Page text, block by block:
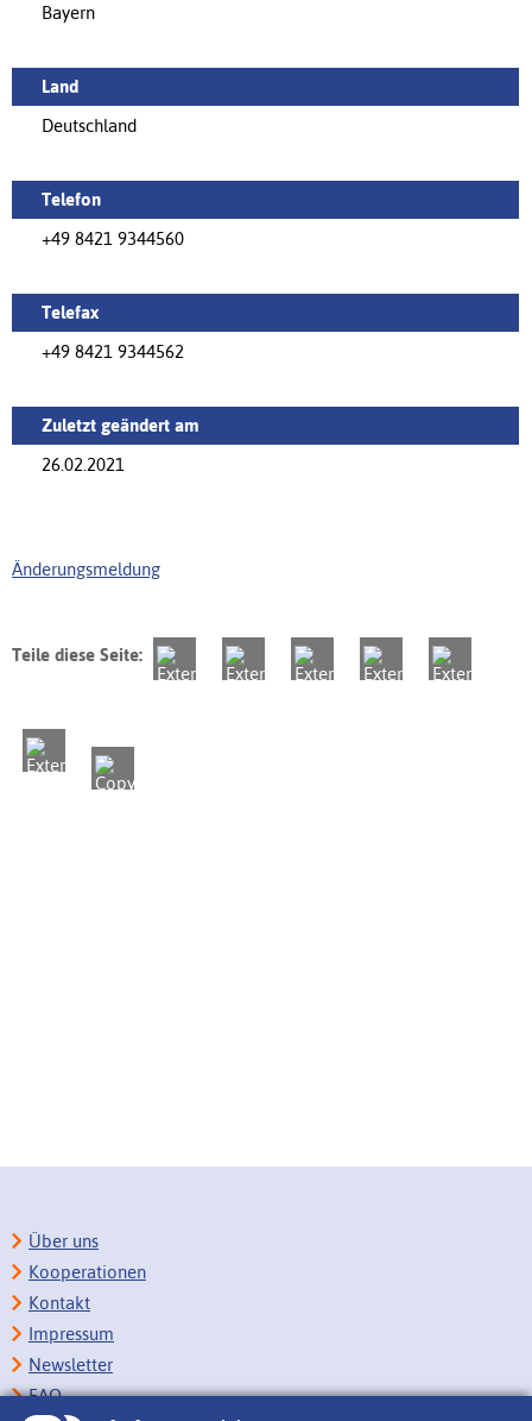
Bayern
Land
Deutschland
Telefon
+49 8421 9344560
Telefax
+49 8421 9344562
Zuletzt geändert am
26.02.2021
Änderungsmeldung
Teile diese Seite:
Über uns
Kooperationen
Kontakt
Impressum
Newsletter
FAQ